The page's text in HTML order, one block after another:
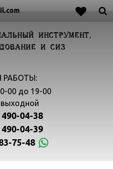
ИНСТРУМЕНТ,
И СИЗ
РАБОТЫ:
00 до 19-00
490-04-38
490-04-39
75-48